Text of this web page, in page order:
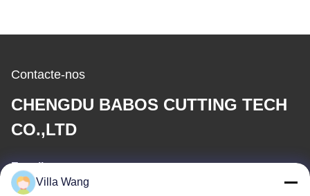
Contacte-nos
CHENGDU BABOS CUTTING TECH
CO.,LTD
E-mail
Villa Wang